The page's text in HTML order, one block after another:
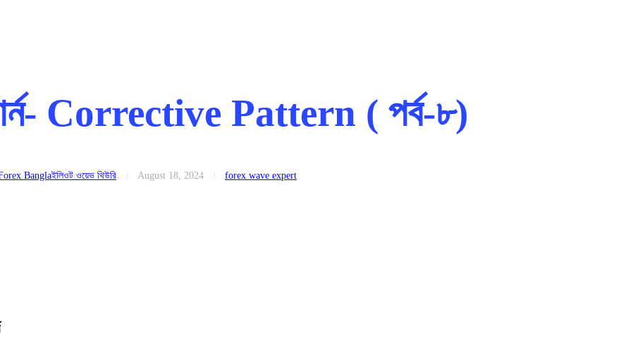
Corrective Pattern ( পর্ব-৮)
August 18, 2024 forex wave expert
Banglaইলিওট ওয়েভ থিউরি